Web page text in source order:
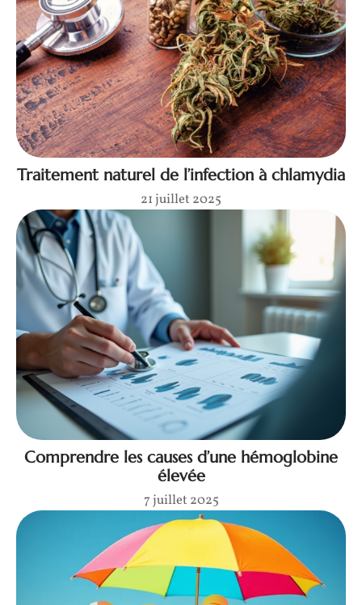
Traitement naturel de l’infection à chlamydia
21 juillet 2025
Comprendre les causes d’une hémoglobine
élevée
7 juillet 2025